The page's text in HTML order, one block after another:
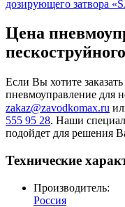
дозирующего затвора
Цена
Если Вы хотите
пневмоуправление для
zakaz@zavodkomax.ru
555 95 28. Наши
подойдет для решения
Технические
Производитель:
Россия